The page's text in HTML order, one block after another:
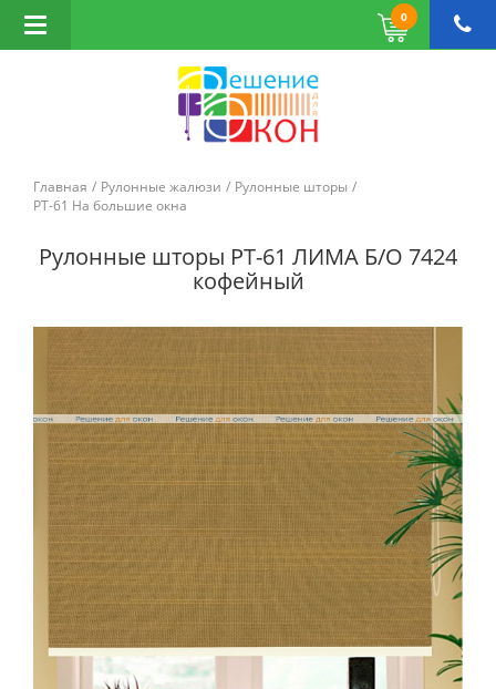
0
Открыть
навигацию
Главная Рулонные жалюзи
Рулонные шторы
РТ-61 На большие окна
Рулонные шторы РТ-61 ЛИМА Б/О 7424
кофейный